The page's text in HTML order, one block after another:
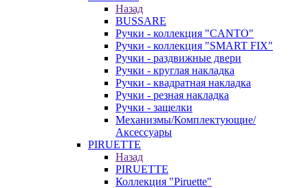
Назад
BUSSARE
Ручки - коллекция "CANTO"
Ручки - коллекция "SMART FIX"
Ручки - раздвижные двери
Ручки - круглая накладка
Ручки - квадратная накладка
Ручки - резная накладка
Ручки - защелки
Механизмы/Комплектующие/
Аксессуары
PIRUETTE
Назад
PIRUETTE
Коллекция "Piruette"